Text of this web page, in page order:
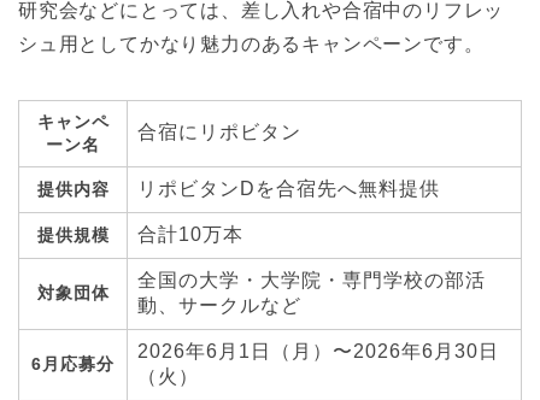
研究会などにとっては、差し入れや合宿中のリフレッ
シュ用としてかなり魅力のあるキャンペーンです。
キャンペ
ーン名
合宿にリポビタン
提供内容 リポビタンDを合宿先へ無料提供
提供規模 合計10万本
対象団体
全国の大学・大学院・専門学校の部活
動、サークルなど
6月応募分
2026年6月1日（月）〜2026年6月30日
（火）